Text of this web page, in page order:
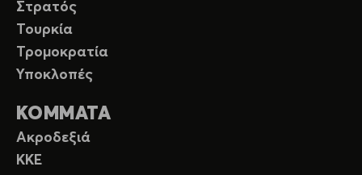
Στρατός
Τουρκία
Τρομοκρατία
Υποκλοπές
ΚΟΜΜΑΤΑ
Ακροδεξιά
ΚΚΕ